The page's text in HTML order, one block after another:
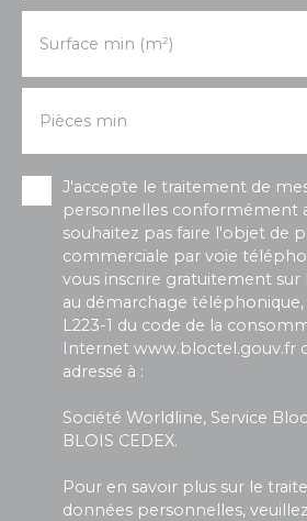
Surface min (m²)
Pièces min
J'accepte le traitement de
personnelles conformément
souhaitez pas faire l'objet de
commerciale par voie
vous inscrire gratuitement
au démarchage
L223-1 du code de la
Internet www.bloctel.gouv.fr
adressé à :
Société Worldline, Service
BLOIS CEDEX.
Pour en savoir plus sur le
données personnelles,